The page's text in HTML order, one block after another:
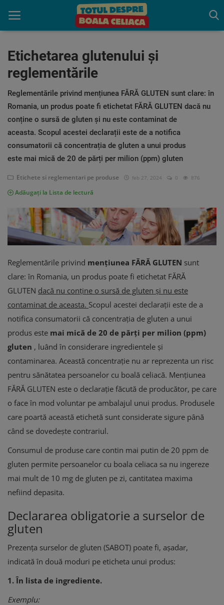
Acasă
Boala celiaca
Consultație
Programează o Consultatie
gratuită
Indrumare
Produse benefice
Etichetarea glutenului și
reglementările
Reglementările privind mențiunea FĂRĂ GLUTEN sunt clare: în
Romania, un produs poate fi etichetat FĂRĂ GLUTEN dacă nu
conține o sursă de gluten și nu este contaminat de
aceasta. Scopul acestei declarații este de a notifica
consumatorii că concentrația de gluten a unui produs
este mai mică de 20 de părți per milion (ppm) gluten
Etichete si reglementari pe produse feb 27, 2024 0 876
Adăugați la Lista de lectură
Reglementările privind mențiunea FĂRĂ GLUTEN sunt
clare: în Romania, un produs poate fi etichetat FĂRĂ
GLUTEN dacă nu conține o sursă de gluten și nu este
contaminat de aceasta. Scopul acestei declarații este de a
notifica consumatorii că concentrația de gluten a unui
produs este mai mică de 20 de părți per milion (ppm)
gluten , luând în considerare ingredientele și
contaminarea. Această concentrație nu ar reprezenta un risc
pentru sănătatea persoanelor cu boală celiacă. Mențiunea
FĂRĂ GLUTEN este o declarație făcută de producător, pe care
o face în mod voluntar pe ambalajul unui produs. Produsele
care poartă această etichetă sunt considerate sigure până
când se dovedește contrariul.
Consumul de produse care contin mai putin de 20 ppm de
gluten permite persoanelor cu boala celiaca sa nu ingereze
mai mult de 10 mg de gluten pe zi, cantitatea maxima
nefiind depasita.
Declararea obligatorie a surselor de
gluten
Prezența surselor de gluten (SABOT) poate fi, așadar,
indicată în două moduri pe eticheta unui produs:
1. În lista de ingrediente.
Exemplu: